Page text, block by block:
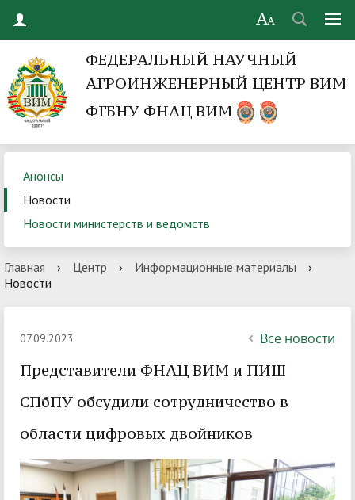
ФЕДЕРАЛЬНЫЙ НАУЧНЫЙ
АГРОИНЖЕНЕРНЫЙ ЦЕНТР ВИМ
ФГБНУ ФНАЦ ВИМ
Анонсы
Новости
Новости министерств и ведомств
Главная › Центр › Информационные материалы
›
Новости
07.09.2023 Все новости
Представители ФНАЦ ВИМ и ПИШ
СПбПУ обсудили сотрудничество в
области цифровых двойников